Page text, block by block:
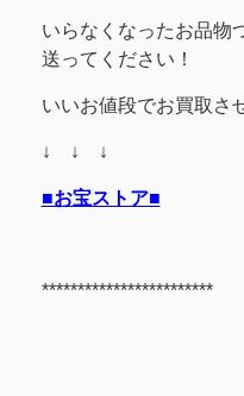
いらなくなったお品物
送ってください！
いいお値段でお買取さ
↓ ↓ ↓
■お宝ストア■
************************